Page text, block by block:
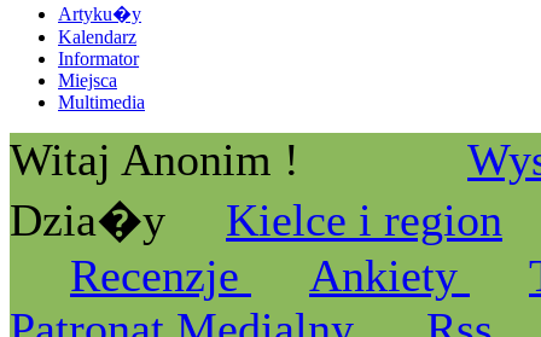
Artyku�y
Kalendarz
Informator
Miejsca
Multimedia
Witaj Anonim !
Dzia�y
Kielce i region
Recenzje
Ankiety